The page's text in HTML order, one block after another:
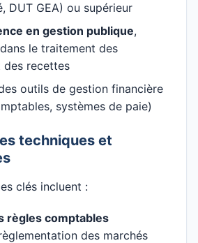
DUT GEA) ou supérieur
en gestion publique,
le traitement des
des recettes
outils de gestion financière
systèmes de paie)
techniques et
clés incluent :
règles comptables
des marchés